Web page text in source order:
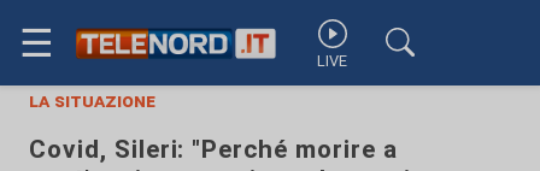
☰ LIVE
la situazione
Covid, Sileri: "Perché morire a